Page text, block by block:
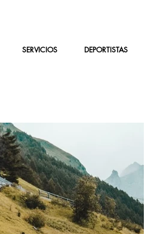
SERVICIOS DEPORTISTAS